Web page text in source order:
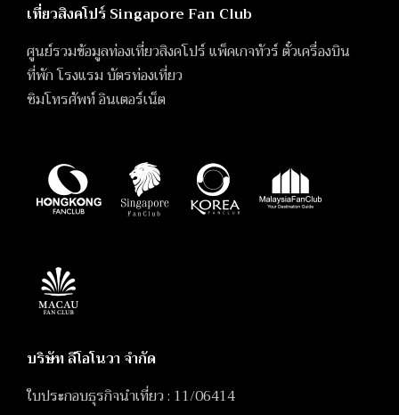
เที่ยวสิงคโปร์ Singapore Fan Club
ศูนย์รวมข้อมูลท่องเที่ยวสิงคโปร์ แพ็คเกจทัวร์ ตั๋วเครื่องบิน
ที่พัก โรงแรม บัตรท่องเที่ยว
ซิมโทรศัพท์ อินเตอร์เน็ต
บริษัท ลีโอโนวา จำกัด
ใบประกอบธุรกิจนำเที่ยว : 11/06414